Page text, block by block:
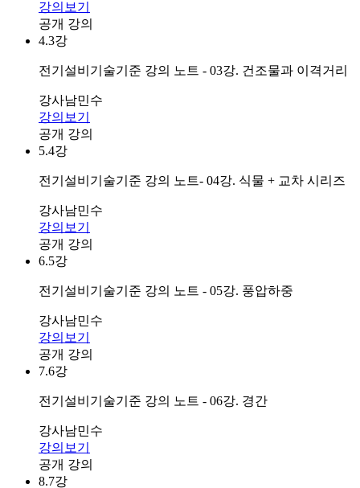
강의보기
공개 강의
4.3강
전기설비기술기준 강의 노트 - 03강. 건조물과 이격거리
강사남민수
강의보기
공개 강의
5.4강
전기설비기술기준 강의 노트- 04강. 식물 + 교차 시리즈
강사남민수
강의보기
공개 강의
6.5강
전기설비기술기준 강의 노트 - 05강. 풍압하중
강사남민수
강의보기
공개 강의
7.6강
전기설비기술기준 강의 노트 - 06강. 경간
강사남민수
강의보기
공개 강의
8.7강